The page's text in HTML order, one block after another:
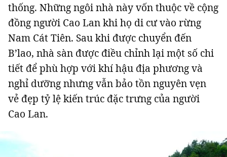
thống. Những ngôi nhà này vốn thuộc về cộng
đồng người Cao Lan khi họ di cư vào rừng
Nam Cát Tiên. Sau khi được chuyển đến
B’lao, nhà sàn được điều chỉnh lại một số chi
tiết để phù hợp với khí hậu địa phương và
nghỉ dưỡng nhưng vẫn bảo tồn nguyên vẹn
vẻ đẹp tỷ lệ kiến trúc đặc trưng của người
Cao Lan.